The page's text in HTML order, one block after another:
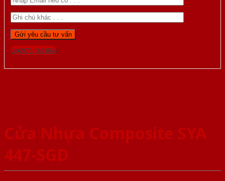
Gọi 0976.169.864
Cửa Nhựa Composite SYA
447-SGD